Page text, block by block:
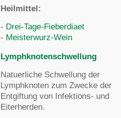
Heilmittel:
- Drei-Tage-Fieberdiaet
- Meisterwurz-Wein
Lymphknotenschwellung
Natuerliche Schwellung der
Lymphknoten zum Zwecke der
Entgiftung von Infektions- und
Eiterherden.